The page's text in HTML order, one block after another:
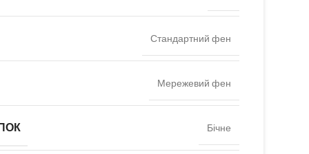
Стандартний фен
Мережевий фен
Бічне